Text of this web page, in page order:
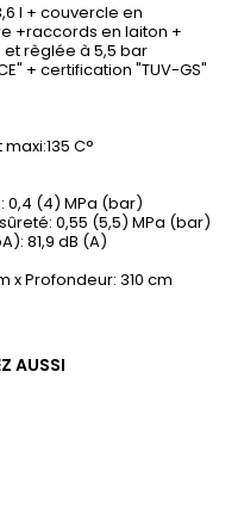
l + couvercle en
+raccords en laiton +
règlée à 5,5 bar
+ certification "TUV-GS"
C°
0,4 (4) MPa (bar)
0,55 (5,5) MPa (bar)
81,9 dB (A)
x Profondeur: 310 cm
AUSSI